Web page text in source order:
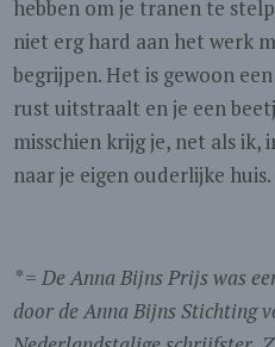
hebben om je tranen te
niet erg hard aan het werk
begrijpen. Het is gewoon
rust uitstraalt en je een
misschien krijg je, net als ik,
naar je eigen ouderlijke huis.
* = De Anna Bijns Prijs was
door de Anna Bijns Stichting